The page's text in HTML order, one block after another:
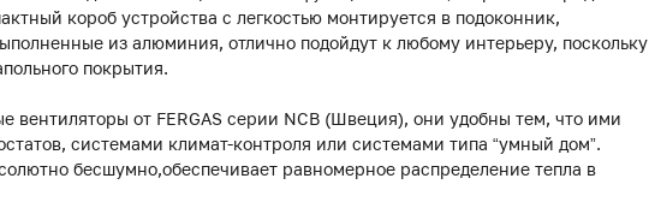
короб устройства с легкостью монтируется в подоконник,
из алюминия, отлично подойдут к любому интерьеру, поскольку
покрытия.
вентиляторы от FERGAS серии NCB (Швеция), они удобны тем, что ими
системами климат-контроля или системами типа “умный дом”.
бесшумно,обеспечивает равномерное распределение тепла в